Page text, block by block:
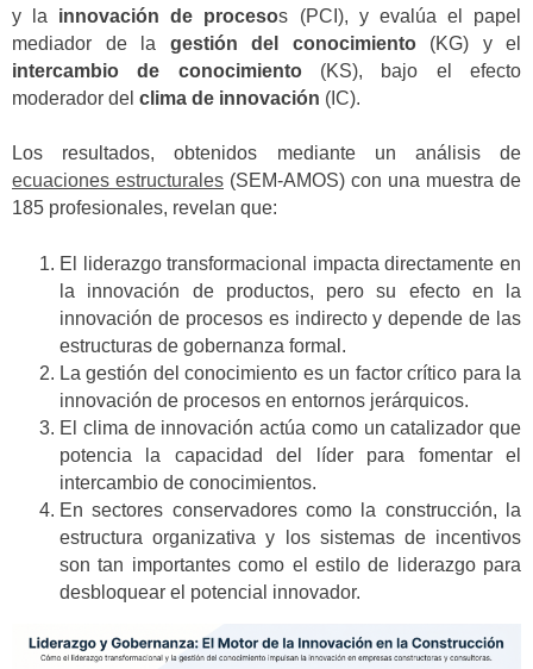
y la innovación de procesos (PCI), y evalúa el papel
mediador de la gestión del conocimiento(KG) y el
intercambio de conocimiento(KS), bajo el efecto
moderador del clima de innovación (IC).
Los resultados, obtenidos mediante un análisis de
ecuaciones estructurales (SEM-AMOS) con una muestra de
185 profesionales, revelan que:
El liderazgo transformacional impacta directamente en
la innovación de productos, pero su efecto en la
innovación de procesos es indirecto y depende de las
estructuras de gobernanza formal.
La gestión del conocimiento es un factor crítico para la
innovación de procesos en entornos jerárquicos.
El clima de innovación actúa como un catalizador que
potencia la capacidad del líder para fomentar el
intercambio de conocimientos.
En sectores conservadores como la construcción, la
estructura organizativa y los sistemas de incentivos
son tan importantes como el estilo de liderazgo para
desbloquear el potencial innovador.